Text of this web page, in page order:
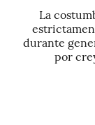
La
durante
por